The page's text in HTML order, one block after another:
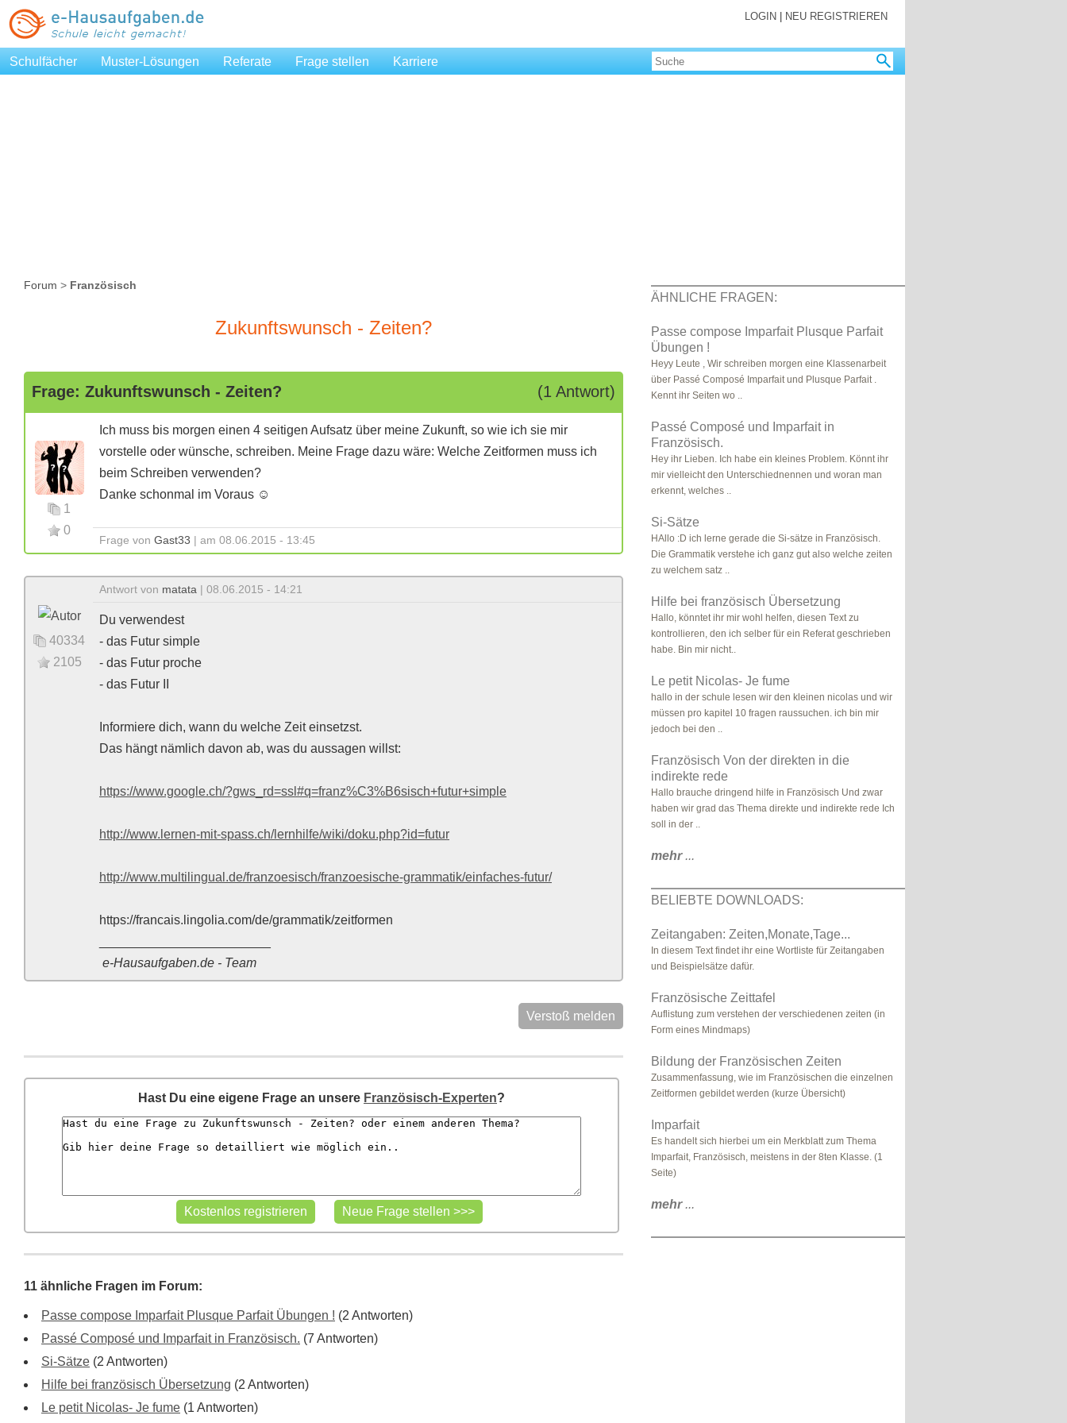
LOGIN NEU REGISTRIEREN
Schulfächer Muster-Lösungen Referate Frage stellen Karriere
Forum > Französisch
Zukunftswunsch - Zeiten?
Frage: Zukunftswunsch - Zeiten? (1 Antwort)
1
0
Ich muss bis morgen einen 4 seitigen Aufsatz über meine Zukunft, so wie ich sie mir
vorstelle oder wünsche, schreiben. Meine Frage dazu wäre: Welche Zeitformen muss ich
beim Schreiben verwenden?
Danke schonmal im Voraus ☺️
Frage von Gast33 | am 08.06.2015 - 13:45
40334
2105
Antwort von matata | 08.06.2015 - 14:21
Du verwendest
- das Futur simple
- das Futur proche
- das Futur II
Informiere dich, wann du welche Zeit einsetzst.
Das hängt nämlich davon ab, was du aussagen willst:
https://www.google.ch/?gws_rd=ssl#q=franz%C3%B6sisch+futur+simple
http://www.lernen-mit-spass.ch/lernhilfe/wiki/doku.php?id=futur
http://www.multilingual.de/franzoesisch/franzoesische-grammatik/einfaches-futur/
https://francais.lingolia.com/de/grammatik/zeitformen
e-Hausaufgaben.de - Team
Verstoß melden
Hast Du eine eigene Frage an unsere Französisch-Experten?
11 ähnliche Fragen im Forum:
Passe compose Imparfait Plusque Parfait Übungen ! (2 Antworten)
Passé Composé und Imparfait in Französisch. (7 Antworten)
Si-Sätze (2 Antworten)
Hilfe bei französisch Übersetzung (2 Antworten)
Le petit Nicolas- Je fume (1 Antworten)
ÄHNLICHE FRAGEN:
Passe compose Imparfait Plusque Parfait
Übungen !
Heyy Leute , Wir schreiben morgen eine Klassenarbeit
über Passé Composé Imparfait und Plusque Parfait .
Kennt ihr Seiten wo ..
Passé Composé und Imparfait in
Französisch.
Hey ihr Lieben. Ich habe ein kleines Problem. Könnt ihr
mir vielleicht den Unterschiednennen und woran man
erkennt, welches ..
Si-Sätze
HAllo :D ich lerne gerade die Si-sätze in Französisch.
Die Grammatik verstehe ich ganz gut also welche zeiten
zu welchem satz ..
Hilfe bei französisch Übersetzung
Hallo, könntet ihr mir wohl helfen, diesen Text zu
kontrollieren, den ich selber für ein Referat geschrieben
habe. Bin mir nicht..
Le petit Nicolas- Je fume
hallo in der schule lesen wir den kleinen nicolas und wir
müssen pro kapitel 10 fragen raussuchen. ich bin mir
jedoch bei den ..
Französisch Von der direkten in die
indirekte rede
Hallo brauche dringend hilfe in Französisch Und zwar
haben wir grad das Thema direkte und indirekte rede Ich
soll in der ..
mehr...
BELIEBTE DOWNLOADS:
Zeitangaben: Zeiten,Monate,Tage...
In diesem Text findet ihr eine Wortliste für Zeitangaben
und Beispielsätze dafür.
Französische Zeittafel
Auflistung zum verstehen der verschiedenen zeiten (in
Form eines Mindmaps)
Bildung der Französischen Zeiten
Zusammenfassung, wie im Französischen die einzelnen
Zeitformen gebildet werden (kurze Übersicht)
Imparfait
Es handelt sich hierbei um ein Merkblatt zum Thema
Imparfait, Französisch, meistens in der 8ten Klasse. (1
Seite)
mehr...